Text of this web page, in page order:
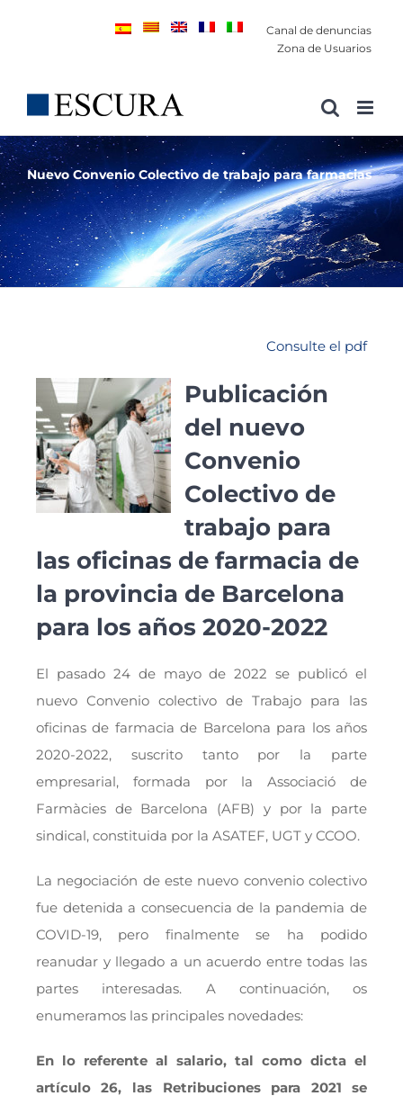
Canal de denuncias
Zona de Usuarios
Nuevo Convenio Colectivo de trabajo para farmacias
Consulte el pdf
Publicación
del nuevo
Convenio
Colectivo de
trabajo para
las oficinas de farmacia de
la provincia de Barcelona
para los años 2020-2022
El pasado 24 de mayo de 2022 se publicó el
nuevo Convenio colectivo de Trabajo para las
oficinas de farmacia de Barcelona para los años
2020-2022, suscrito tanto por la parte
empresarial, formada por la Associació de
Farmàcies de Barcelona (AFB) y por la parte
sindical, constituida por la ASATEF, UGT y CCOO.
La negociación de este nuevo convenio colectivo
fue detenida a consecuencia de la pandemia de
COVID-19, pero finalmente se ha podido
reanudar y llegado a un acuerdo entre todas las
partes interesadas. A continuación, os
enumeramos las principales novedades:
En lo referente al salario, tal como dicta el
artículo 26, las Retribuciones para 2021 se